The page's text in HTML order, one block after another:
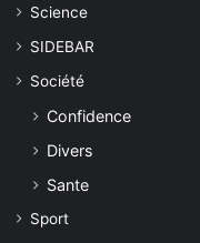
Science
SIDEBAR
Société
Confidence
Divers
Sante
Sport